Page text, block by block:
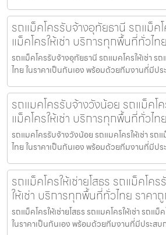
รถแม็คโครรับจ้างอุทัยธานี รถแม็ค
แม็คโครให้เช่า บริการทุกพื้นที่ทั่วไท
รถแม็คโครรับจ้างอุทัยธานี รถแมคโครให้เช่า ร
ไทย ในราคาเป็นกันเอง พร้อมด้วยทีมงานที่มีป
รถแมคโครรับจ้างวังน้อย รถแม็คโ
แม็คโครให้เช่า บริการทุกพื้นที่ทั่วไท
รถแมคโครรับจ้างวังน้อย รถแมคโครให้เช่า รถ
ไทย ในราคาเป็นกันเอง พร้อมด้วยทีมงานที่มีป
รถแม็คโครให้เช่ายโสธร รถแม็คโค
ให้เช่า บริการทุกพื้นที่ทั่วไทย ราคา
รถแม็คโครให้เช่ายโสธร รถแมคโครให้เช่า รถแ
ในราคาเป็นกันเอง พร้อมด้วยทีมงานที่มีประสบ